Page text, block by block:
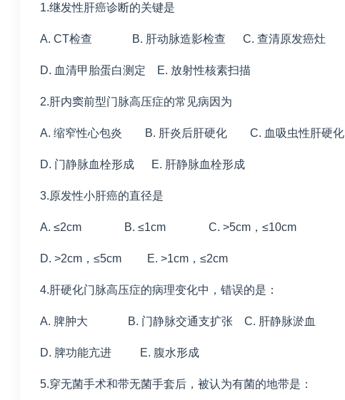
1.继发性肝癌诊断的关键是
A. CT检查 B. 肝动脉造影检查 C. 查清原发癌灶
D. 血清甲胎蛋白测定 E. 放射性核素扫描
2.肝内窦前型门脉高压症的常见病因为
A. 缩窄性心包炎 B. 肝炎后肝硬化 C. 血吸虫性肝硬化
D. 门静脉血栓形成 E. 肝静脉血栓形成
3.原发性小肝癌的直径是
A. ≤2cm B. ≤1cm C. >5cm，≤10cm
D. >2cm，≤5cm E. >1cm，≤2cm
4.肝硬化门脉高压症的病理变化中，错误的是：
A. 脾肿大 B. 门静脉交通支扩张 C. 肝静脉淤血
D. 脾功能亢进 E. 腹水形成
5.穿无菌手术和带无菌手套后，被认为有菌的地带是：